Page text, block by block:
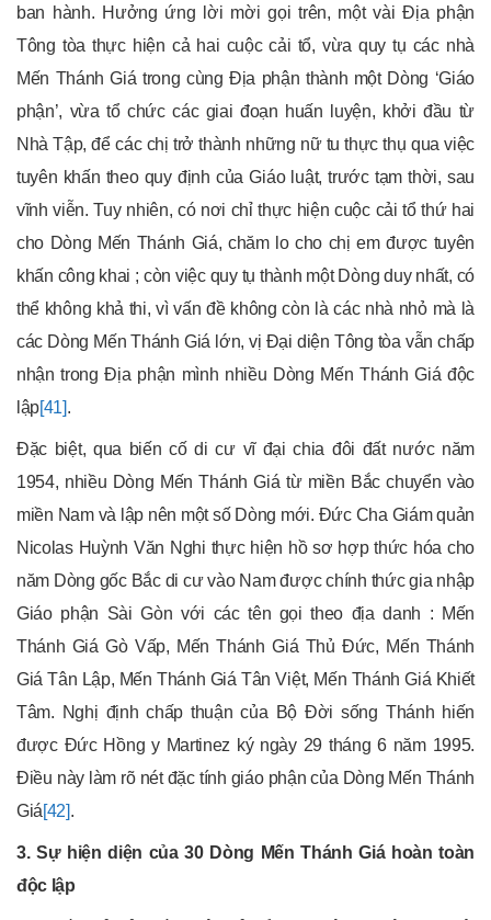
ban hành. Hưởng ứng lời mời gọi trên, một vài Địa phận
Tông tòa thực hiện cả hai cuộc cải tổ, vừa quy tụ các nhà
Mến Thánh Giá trong cùng Địa phận thành một Dòng ‘Giáo
phận’, vừa tổ chức các giai đoạn huấn luyện, khởi đầu từ
Nhà Tập, để các chị trở thành những nữ tu thực thụ qua việc
tuyên khấn theo quy định của Giáo luật, trước tạm thời, sau
vĩnh viễn. Tuy nhiên, có nơi chỉ thực hiện cuộc cải tổ thứ hai
cho Dòng Mến Thánh Giá, chăm lo cho chị em được tuyên
khấn công khai ; còn việc quy tụ thành một Dòng duy nhất, có
thể không khả thi, vì vấn đề không còn là các nhà nhỏ mà là
các Dòng Mến Thánh Giá lớn, vị Đại diện Tông tòa vẫn chấp
nhận trong Địa phận mình nhiều Dòng Mến Thánh Giá độc
lập[41].
Đặc biệt, qua biến cố di cư vĩ đại chia đôi đất nước năm
1954, nhiều Dòng Mến Thánh Giá từ miền Bắc chuyển vào
miền Nam và lập nên một số Dòng mới. Đức Cha Giám quản
Nicolas Huỳnh Văn Nghi thực hiện hồ sơ hợp thức hóa cho
năm Dòng gốc Bắc di cư vào Nam được chính thức gia nhập
Giáo phận Sài Gòn với các tên gọi theo địa danh : Mến
Thánh Giá Gò Vấp, Mến Thánh Giá Thủ Đức, Mến Thánh
Giá Tân Lập, Mến Thánh Giá Tân Việt, Mến Thánh Giá Khiết
Tâm. Nghị định chấp thuận của Bộ Đời sống Thánh hiến
được Đức Hồng y Martinez ký ngày 29 tháng 6 năm 1995.
Điều này làm rõ nét đặc tính giáo phận của Dòng Mến Thánh
Giá[42].
3. Sự hiện diện của 30 Dòng Mến Thánh Giá hoàn toàn
độc lập